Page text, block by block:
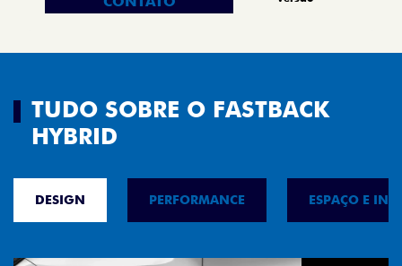
TUDO SOBRE O FASTBACK
HYBRID
DESIGN PERFORMANCE ESPAÇO E